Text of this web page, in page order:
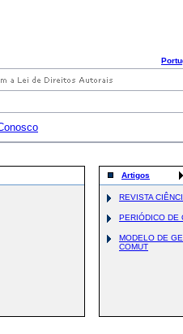
Artigos
REVISTA
PERIÓDICO DE
MODELO DE
COMUT